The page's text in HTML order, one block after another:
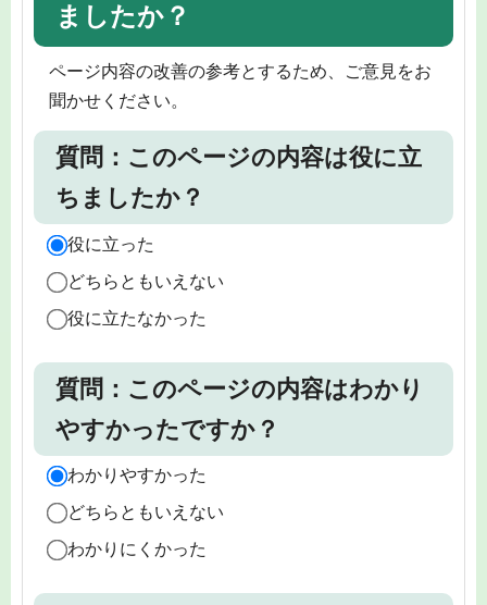
ましたか？
ページ内容の改善の参考とするため、ご意見をお
聞かせください。
質問：このページの内容は役に立
ちましたか？
役に立った
どちらともいえない
役に立たなかった
質問：このページの内容はわかり
やすかったですか？
わかりやすかった
どちらともいえない
わかりにくかった